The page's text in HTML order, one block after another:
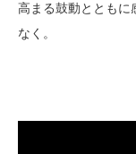
高まる鼓動とともに
なく。